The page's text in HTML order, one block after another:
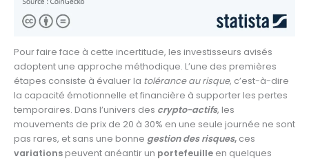
Pour faire face à cette incertitude, les investisseurs avisés
adoptent une approche méthodique. L’une des premières
étapes consiste à évaluer la tolérance au risque, c’est-à-dire
la capacité émotionnelle et financière à supporter les pertes
temporaires. Dans l’univers des crypto-actifs, les
mouvements de prix de 20 à 30% en une seule journée ne sont
pas rares, et sans une bonne gestion des risques, ces
variationspeuvent anéantir un portefeuille en quelques